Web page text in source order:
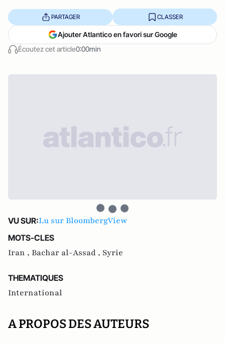
Écoutez cet article0:00min
PARTAGER CLASSER
Ajouter Atlantico en favori sur Google
VU SUR:Lu sur BloombergView
MOTS-CLES
Iran , Bachar al-Assad , Syrie
THEMATIQUES
International
A PROPOS DES AUTEURS